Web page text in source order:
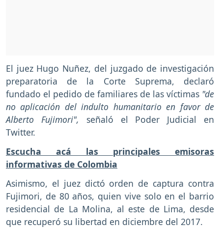
El juez Hugo Nuñez, del juzgado de investigación
preparatoria de la Corte Suprema, declaró
fundado el pedido de familiares de las víctimas "de
no aplicación del indulto humanitario en favor de
Alberto Fujimori", señaló el Poder Judicial en
Twitter.
Escucha acá las principales emisoras
informativas de Colombia
Asimismo, el juez dictó orden de captura contra
Fujimori, de 80 años, quien vive solo en el barrio
residencial de La Molina, al este de Lima, desde
que recuperó su libertad en diciembre del 2017.